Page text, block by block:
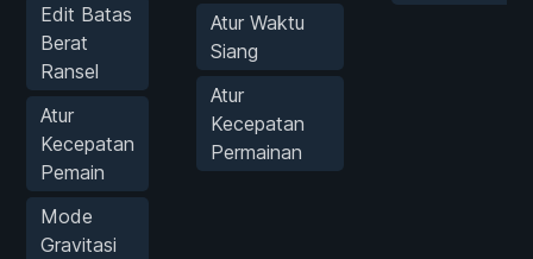
Edit Batas
Berat
Ransel
Atur
Kecepatan
Pemain
Mode
Gravitasi
Atur Waktu
Siang
Atur
Kecepatan
Permainan